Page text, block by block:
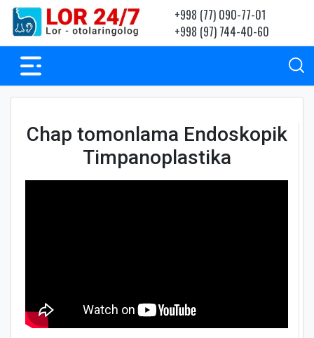
+998 (77) 090-77-01
+998 (97) 744-40-60
Chap tomonlama Endoskopik
Timpanoplastika